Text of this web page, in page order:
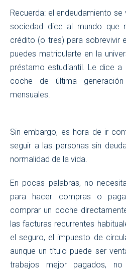
Recuerda: el endeudamiento
sociedad dice al mundo que
crédito (o tres) para sobrevivir
puedes matricularte en la
préstamo estudiantil. Le dice a
coche de última
mensuales.
Sin embargo, es hora de ir
seguir a las personas sin
normalidad de la vida.
En pocas palabras, no
para hacer compras o
comprar un coche
las facturas recurrentes
el seguro, el impuesto de
aunque un título puede ser
trabajos mejor pagados,